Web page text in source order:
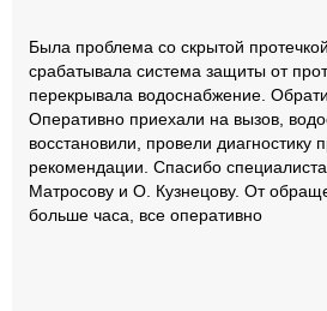
Была проблема со скрытой
срабатывала система защиты от
перекрывала водоснабжение.
Оперативно приехали на вызов,
восстановили, провели диагностику
рекомендации. Спасибо
Матросову и О. Кузнецову. От
больше часа, все оперативно